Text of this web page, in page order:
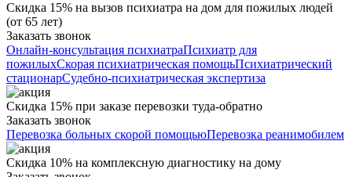
Скидка 15% на вызов психиатра на дом для пожилых людей
(от 65 лет)
Заказать звонок
Онлайн-консультация психиатраПсихиатр для
пожилыхСкорая психиатрическая помощьПсихиатрический
стационарСудебно-психиатрическая экспертиза
Скидка 15% при заказе перевозки туда-обратно
Заказать звонок
Перевозка больных скорой помощьюПеревозка реанимобилем
Скидка 10% на комплексную диагностику на дому